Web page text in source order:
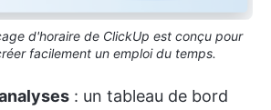
d'horaire de ClickUp est conçu pour
facilement un emploi du temps.
: un tableau de bord